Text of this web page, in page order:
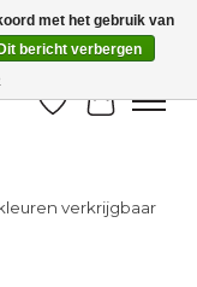
- selectie online
Verlanglijst
verkrijgbaar
met het gebruik van
Dit bericht verbergen